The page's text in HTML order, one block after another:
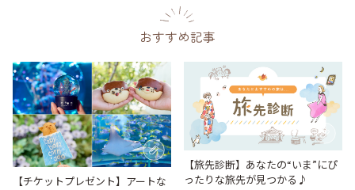
おすすめ記事
【チケットプレゼント】アートな
【旅先診断】あなたの“いま”にぴ
ったりな旅先が見つかる♪